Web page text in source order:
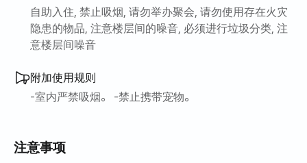
自助入住, 禁止吸烟, 请勿举办聚会, 请勿使用存在火灾
隐患的物品, 注意楼层间的噪音, 必须进行垃圾分类, 注
意楼层间噪音
附加使用规则
-室内严禁吸烟。 -禁止携带宠物。
注意事项